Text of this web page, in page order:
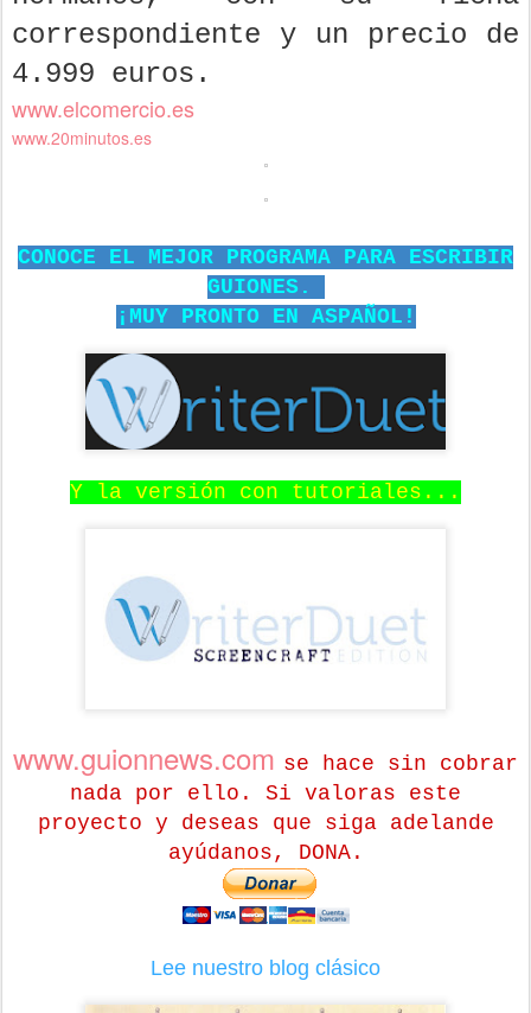
correspondiente y un precio de
4.999 euros.
www.elcomercio.es
www.20minutos.es
CONOCE EL MEJOR PROGRAMA PARA ESCRIBIR
GUIONES.
¡MUY PRONTO EN ASPAÑOL!
Y la versión con tutoriales...
www.guionnews.com se hace sin cobrar
nada por ello. Si valoras este
proyecto y deseas que siga adelande
ayúdanos, DONA.
Lee nuestro blog clásico